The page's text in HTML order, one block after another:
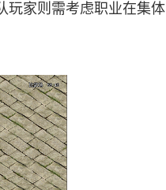
玩家则需考虑职业在集体